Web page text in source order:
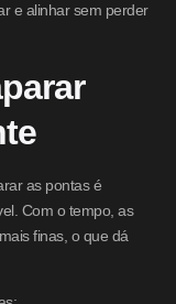
e alinhar sem perder
as pontas é
Com o tempo, as
finas, o que dá